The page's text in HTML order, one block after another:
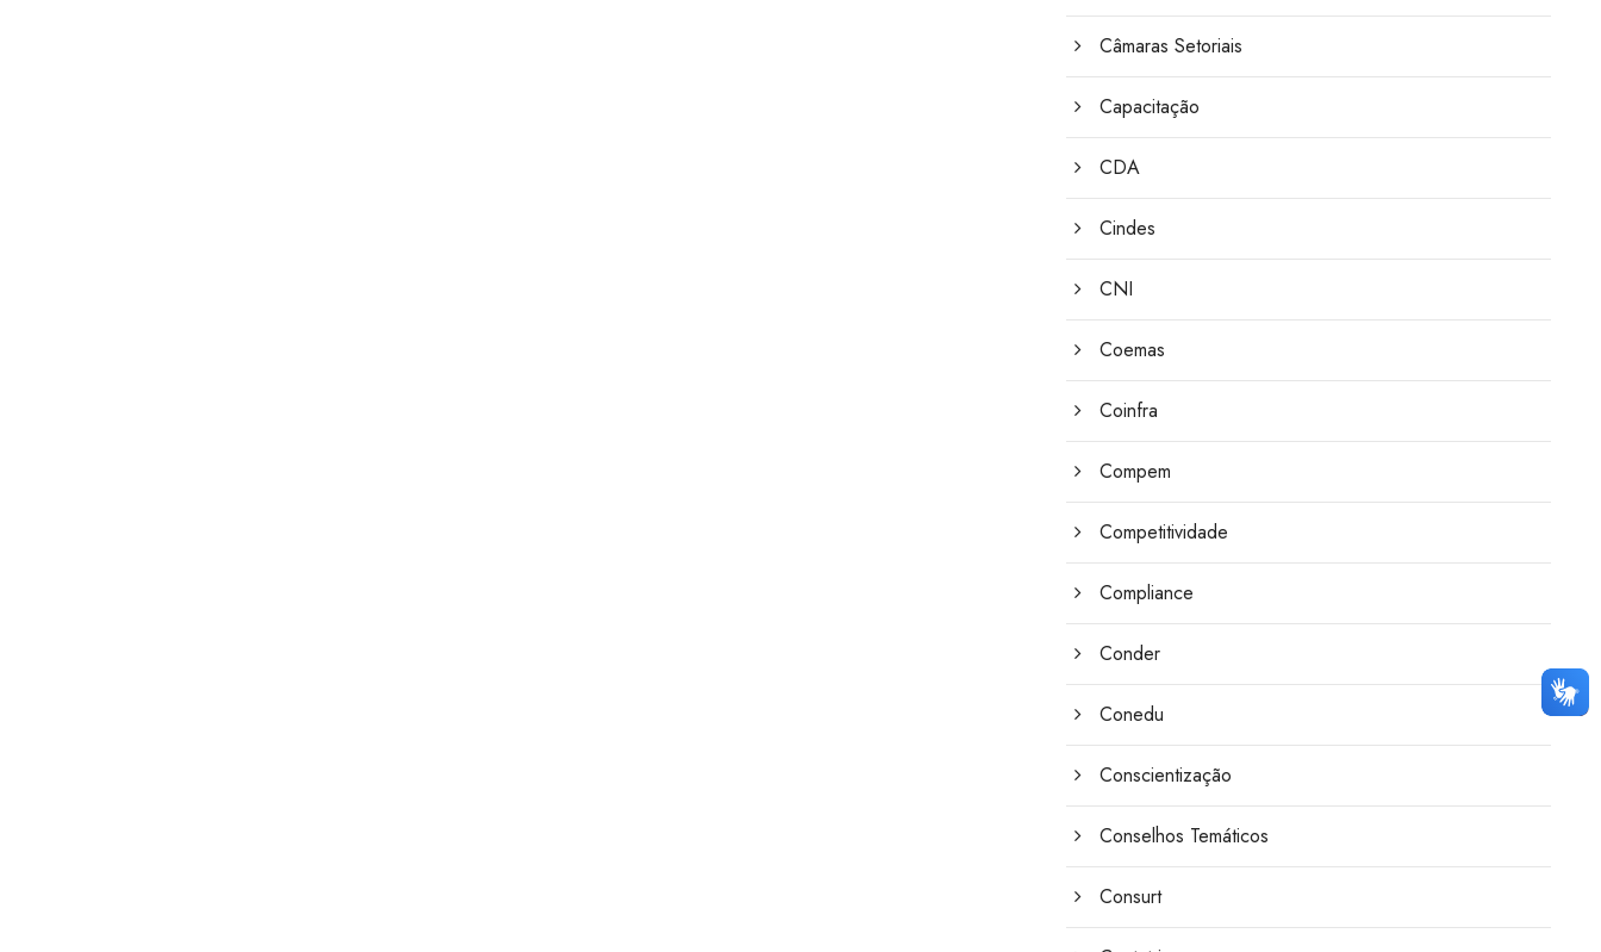
Câmaras Setoriais
Capacitação
CDA
Cindes
CNI
Coemas
Coinfra
Compem
Competitividade
Compliance
Conder
Conedu
Conscientização
Conselhos Temáticos
Consurt